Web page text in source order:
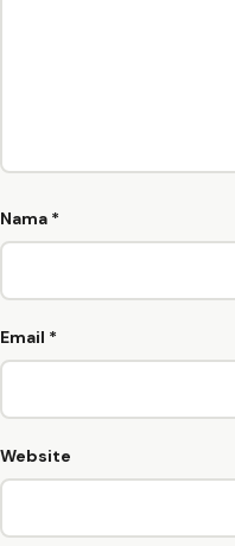
Nama *
Email *
Website